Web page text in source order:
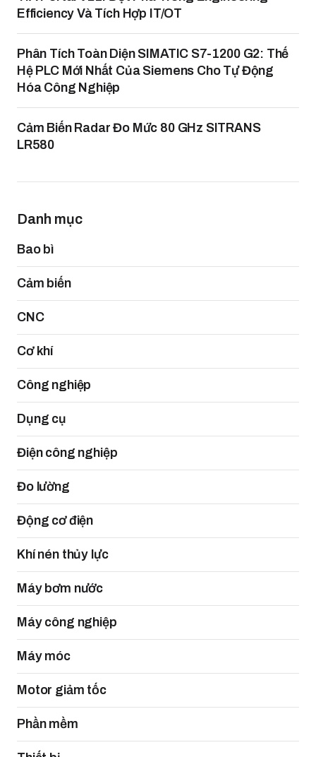
Efficiency Và Tích Hợp IT/OT
Phân Tích Toàn Diện SIMATIC S7-1200 G2: Thế
Hệ PLC Mới Nhất Của Siemens Cho Tự Động
Hóa Công Nghiệp
Cảm Biến Radar Đo Mức 80 GHz SITRANS
LR580
Danh mục
Bao bì
Cảm biến
CNC
Cơ khí
Công nghiệp
Dụng cụ
Điện công nghiệp
Đo lường
Động cơ điện
Khí nén thủy lực
Máy bơm nước
Máy công nghiệp
Máy móc
Motor giảm tốc
Phần mềm